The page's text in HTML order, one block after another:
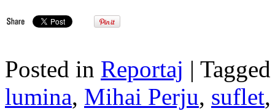
Posted in Reportaj |
lumina, Mihai Perju, suflet